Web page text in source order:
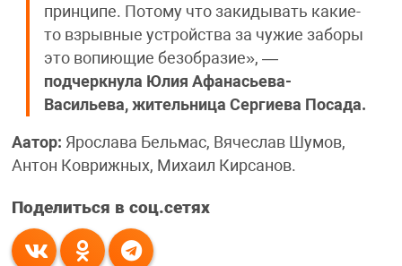
принципе. Потому что закидывать какие-
то взрывные устройства за чужие заборы
это вопиющие безобразие», —
подчеркнула Юлия Афанасьева-
Васильева, жительница Сергиева Посада.
Аатор: Ярослава Бельмас, Вячеслав Шумов,
Антон Коврижных, Михаил Кирсанов.
Поделиться в соц.сетях